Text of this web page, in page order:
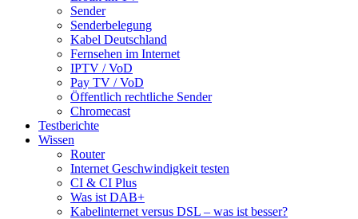
Sender
Senderbelegung
Kabel Deutschland
Fernsehen im Internet
IPTV / VoD
Pay TV / VoD
Öffentlich rechtliche Sender
Chromecast
Testberichte
Wissen
Router
Internet Geschwindigkeit testen
CI & CI Plus
Was ist DAB+
Kabelinternet versus DSL – was ist besser?